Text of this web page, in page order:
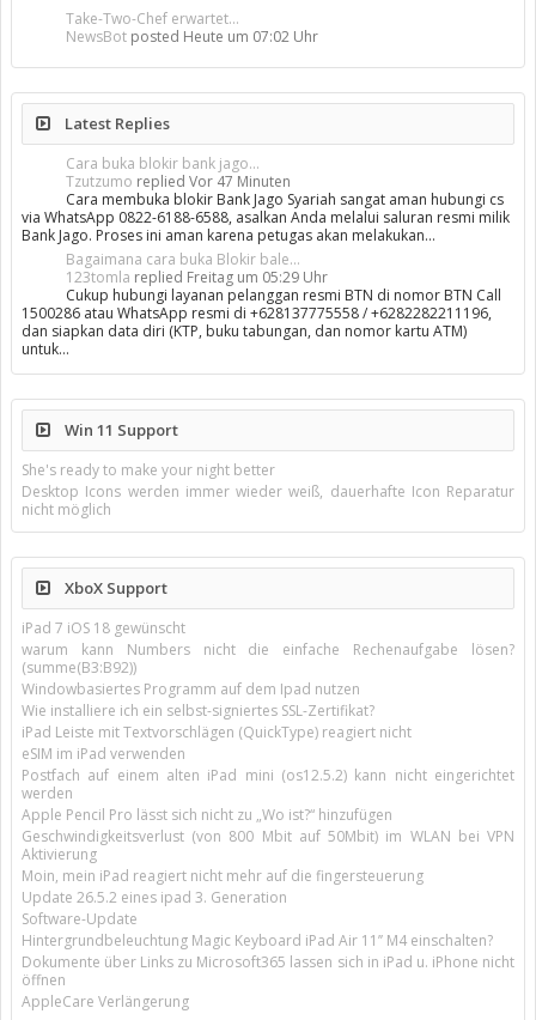
Take-Two-Chef erwartet...
NewsBot posted Heute um 07:02 Uhr
Latest Replies
Cara buka blokir bank jago...
Tzutzumo replied Vor 47 Minuten
Cara membuka blokir Bank Jago Syariah sangat aman hubungi cs
via WhatsApp 0822-6188-6588, asalkan Anda melalui saluran resmi milik
Bank Jago. Proses ini aman karena petugas akan melakukan…
Bagaimana cara buka Blokir bale...
123tomla replied Freitag um 05:29 Uhr
Cukup hubungi layanan pelanggan resmi BTN di nomor BTN Call
1500286 atau WhatsApp resmi di +628137775558 / +6282282211196,
dan siapkan data diri (KTP, buku tabungan, dan nomor kartu ATM)
untuk…
Win 11 Support
She's ready to make your night better
Desktop Icons werden immer wieder weiß, dauerhafte Icon Reparatur
nicht möglich
XboX Support
iPad 7 iOS 18 gewünscht
warum kann Numbers nicht die einfache Rechenaufgabe lösen?
(summe(B3:B92))
Windowbasiertes Programm auf dem Ipad nutzen
Wie installiere ich ein selbst-signiertes SSL-Zertifikat?
iPad Leiste mit Textvorschlägen (QuickType) reagiert nicht
eSIM im iPad verwenden
Postfach auf einem alten iPad mini (os12.5.2) kann nicht eingerichtet
werden
Apple Pencil Pro lässt sich nicht zu „Wo ist?“ hinzufügen
Geschwindigkeitsverlust (von 800 Mbit auf 50Mbit) im WLAN bei VPN
Aktivierung
Moin, mein iPad reagiert nicht mehr auf die fingersteuerung
Update 26.5.2 eines ipad 3. Generation
Software-Update
Hintergrundbeleuchtung Magic Keyboard iPad Air 11’’ M4 einschalten?
Dokumente über Links zu Microsoft365 lassen sich in iPad u. iPhone nicht
öffnen
AppleCare Verlängerung